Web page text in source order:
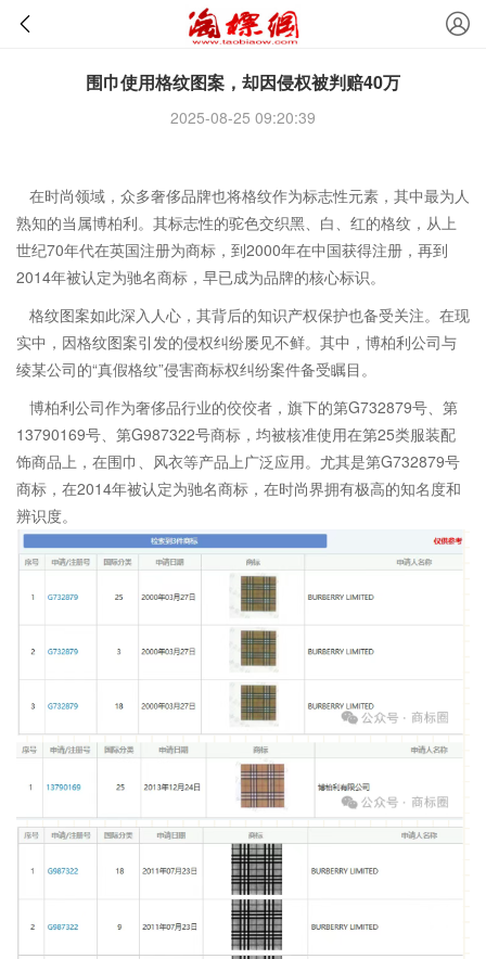
围巾使用格纹图案，却因侵权被判赔40万
2025-08-25 09:20:39
在时尚领域，众多奢侈品牌也将格纹作为标志性元素，其中最为人
熟知的当属博柏利。其标志性的驼色交织黑、白、红的格纹，从上
世纪70年代在英国注册为商标，到2000年在中国获得注册，再到
2014年被认定为驰名商标，早已成为品牌的核心标识。
格纹图案如此深入人心，其背后的知识产权保护也备受关注。在现
实中，因格纹图案引发的侵权纠纷屡见不鲜。其中，博柏利公司与
绫某公司的“真假格纹”侵害商标权纠纷案件备受瞩目。
博柏利公司作为奢侈品行业的佼佼者，旗下的第G732879号、第
13790169号、第G987322号商标，均被核准使用在第25类服装配
饰商品上，在围巾、风衣等产品上广泛应用。尤其是第G732879号
商标，在2014年被认定为驰名商标，在时尚界拥有极高的知名度和
辨识度。